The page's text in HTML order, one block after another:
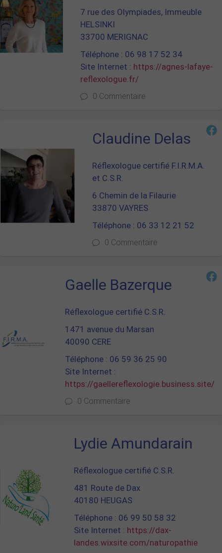
7 rue des Olympiades, Immeuble
HELSINKI
33700 MERIGNAC
Téléphone : 06 98 17 52 34
Site Internet : https://agnes-lafaye-
reflexologue.fr/
0 Commentaire
Claudine Delas
Réflexologue certifié F.I.R.M.A.
et C.S.R.
6 Chemin de la Filaurie
33870 VAYRES
Téléphone : 06 33 12 21 52
0 Commentaire
Gaelle Bazerque
Réflexologue certifié C.S.R.
1471 avenue du Marsan
40090 CERE
Téléphone : 06 59 36 25 90
Site Internet :
https://gaellereflexologie.business.site/
0 Commentaire
Lydie Amundarain
Réflexologue certifié C.S.R.
481 Route de Dax
40180 HEUGAS
Téléphone : 06 99 50 58 32
Site Internet : https://dax-
landes.wixsite.com/naturopathie